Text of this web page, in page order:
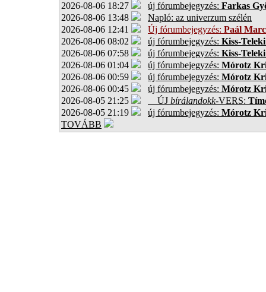
2026-08-06 18:27
új fórumbejegyzés: Farkas
2026-08-06 13:48
Napló: az univerzum szélén
2026-08-06 12:41
Új fórumbejegyzés: Paál
2026-08-06 08:02
új fórumbejegyzés: Kiss-
2026-08-06 07:58
új fórumbejegyzés: Kiss-
2026-08-06 01:04
új fórumbejegyzés: Mórotz
2026-08-06 00:59
új fórumbejegyzés: Mórotz
2026-08-06 00:45
új fórumbejegyzés: Mórotz
2026-08-05 21:25
ÚJ bírálandokk-VERS:
2026-08-05 21:19
új fórumbejegyzés: Mórotz
TOVÁBB